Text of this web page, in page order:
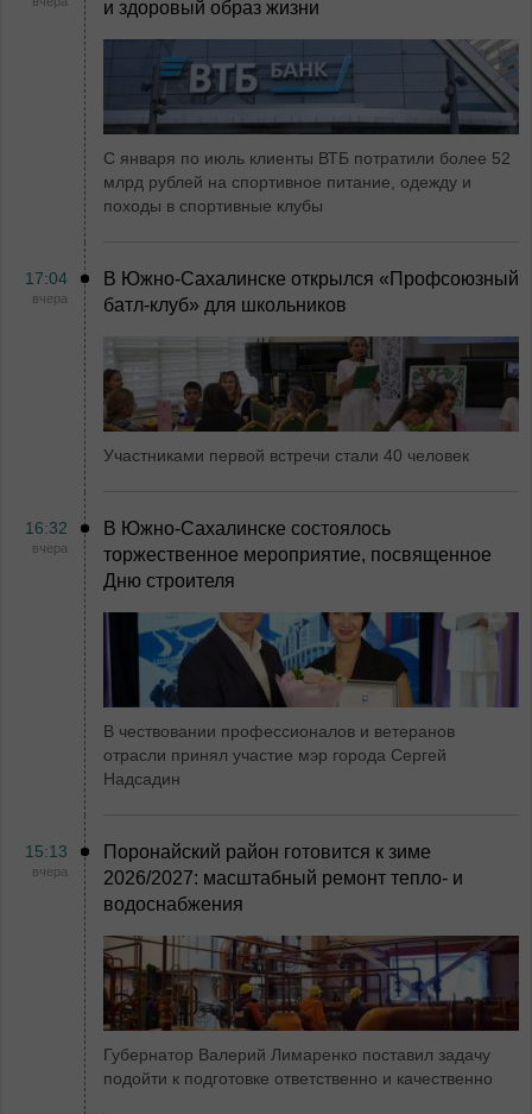
и здоровый образ жизни
С января по июль клиенты ВТБ потратили более 52
млрд рублей на спортивное питание, одежду и
походы в спортивные клубы
17:04
вчера
В Южно-Сахалинске открылся «Профсоюзный
батл-клуб» для школьников
Участниками первой встречи стали 40 человек
16:32
вчера
В Южно-Сахалинске состоялось
торжественное мероприятие, посвященное
Дню строителя
В чествовании профессионалов и ветеранов
отрасли принял участие мэр города Сергей
Надсадин
15:13
вчера
Поронайский район готовится к зиме
2026/2027: масштабный ремонт тепло- и
водоснабжения
Губернатор Валерий Лимаренко поставил задачу
подойти к подготовке ответственно и качественно